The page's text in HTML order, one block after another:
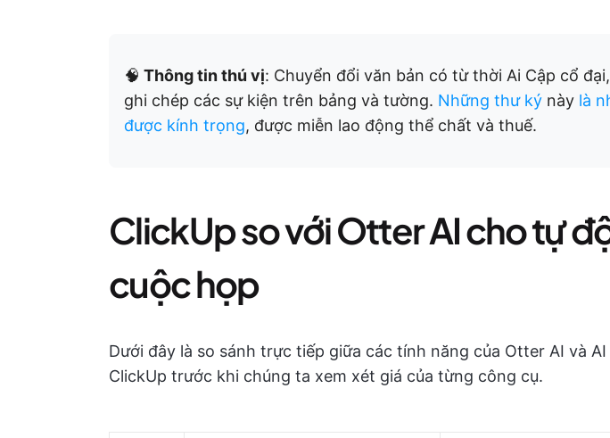
🧠 Thông tin thú vị: Chuyển đổi văn bản có từ thời Ai Cập cổ
ghi chép các sự kiện trên bảng và tường. Những thư ký này là
được kính trọng, được miễn lao động thể chất và thuế.
ClickUp so với Otter AI cho tự
cuộc họp
Dưới đây là so sánh trực tiếp giữa các tính năng của Otter AI và
ClickUp trước khi chúng ta xem xét giá của từng công cụ.